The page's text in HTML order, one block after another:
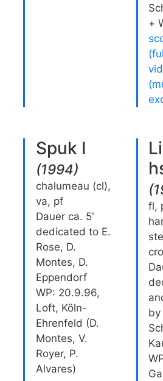
+
Spuk I
(1994)
chalumeau (cl),
va, pf
Dauer ca. 5'
dedicated to E.
Rose, D.
Montes, D.
Eppendorf
WP: 20.9.96,
Loft, Köln-
Ehrenfeld (D.
Montes, V.
Royer, P.
Alvares)
(
fl,
by